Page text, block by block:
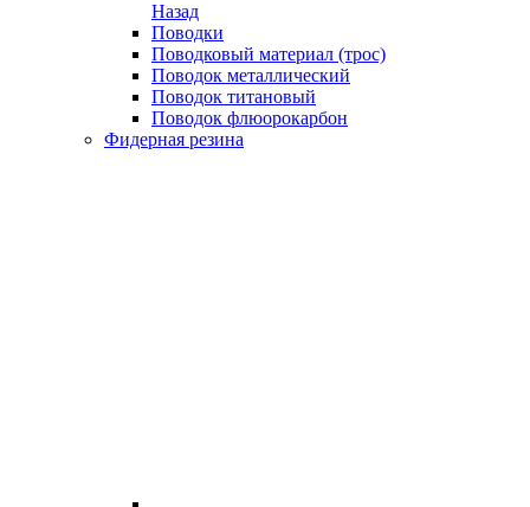
Назад
Поводки
Поводковый материал (трос)
Поводок металлический
Поводок титановый
Поводок флюорокарбон
Фидерная резина